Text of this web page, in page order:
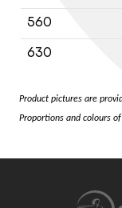
560
630
Product pictures are
Proportions and colours